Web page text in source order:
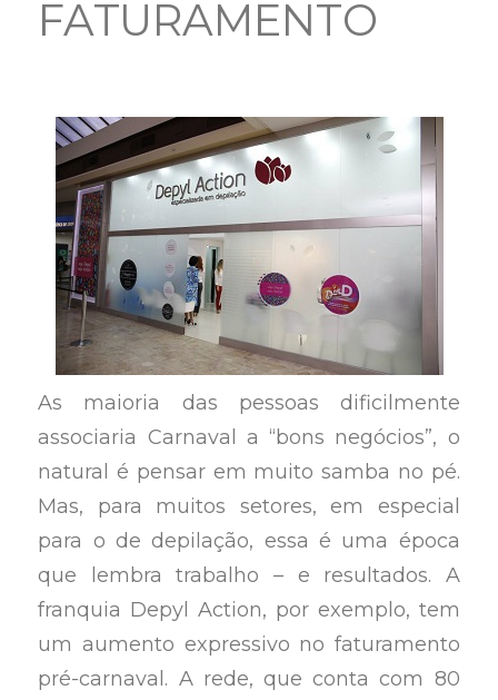
FATURAMENTO
As maioria das pessoas dificilmente
associaria Carnaval a “bons negócios”, o
natural é pensar em muito samba no pé.
Mas, para muitos setores, em especial
para o de depilação, essa é uma época
que lembra trabalho – e resultados. A
franquia Depyl Action, por exemplo, tem
um aumento expressivo no faturamento
pré-carnaval. A rede, que conta com 80